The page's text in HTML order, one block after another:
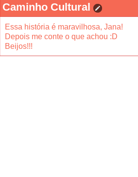
Caminho Cultural
Essa história é maravilhosa, Jana!
Depois me conte o que achou :D
Beijos!!!